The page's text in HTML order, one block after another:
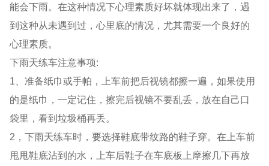
能会下雨。在这种情况下心理素质好坏就体现出来了，遇
到这种从未遇到过，心里底的情况，尤其需要一个良好的
心理素质。
下雨天练车注意事项:
1、准备纸巾或手帕，上车前把后视镜都擦一遍，如果使用
的是纸巾，一定记住，擦完后视镜不要乱丢，放在自己口
袋里，看到垃圾桶再丢。
2，下雨天练车时，要选择鞋底带纹路的鞋子穿。在上车前
甩甩鞋底沾到的水，上车后鞋子在车底板上摩擦几下再放